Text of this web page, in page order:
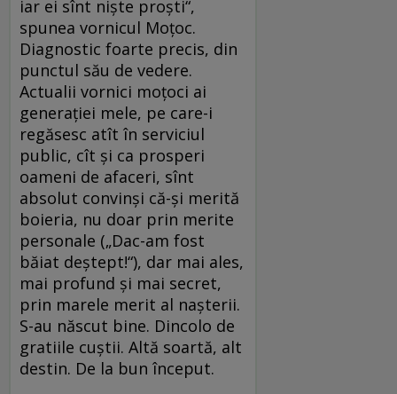
iar ei sînt niște proști“,
spunea vornicul Moțoc.
Diagnostic foarte precis, din
punctul său de vedere.
Actualii vornici moțoci ai
generației mele, pe care-i
regăsesc atît în serviciul
public, cît și ca prosperi
oameni de afaceri, sînt
absolut convinși că-și merită
boieria, nu doar prin merite
personale („Dac-am fost
băiat deștept!“), dar mai ales,
mai profund și mai secret,
prin marele merit al nașterii.
S-au născut bine. Dincolo de
gratiile cuștii. Altă soartă, alt
destin. De la bun început.